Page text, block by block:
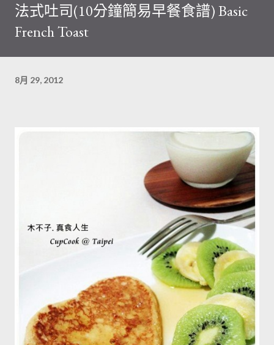
法式吐司(10分鐘簡易早餐食譜) Basic
French Toast
8月 29, 2012